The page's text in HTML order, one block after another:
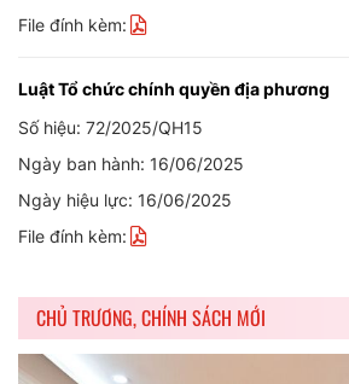
File đính kèm:
Luật Tổ chức chính quyền địa phương
Số hiệu: 72/2025/QH15
Ngày ban hành: 16/06/2025
Ngày hiệu lực: 16/06/2025
File đính kèm:
CHỦ TRƯƠNG, CHÍNH SÁCH MỚI